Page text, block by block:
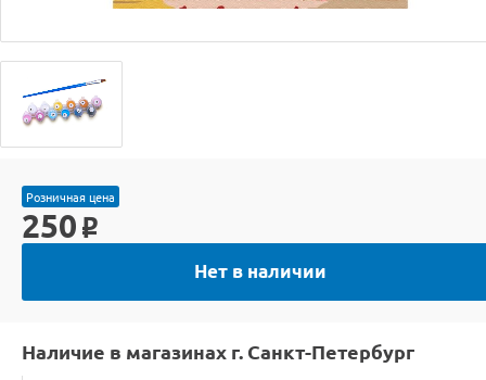
Розничная цена
250 o
Нет в наличии
Наличие в магазинах г. Санкт-Петербург